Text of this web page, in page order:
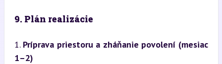
9. Plán realizácie
1. Príprava priestoru a zháňanie povolení (mesiac
1–2)